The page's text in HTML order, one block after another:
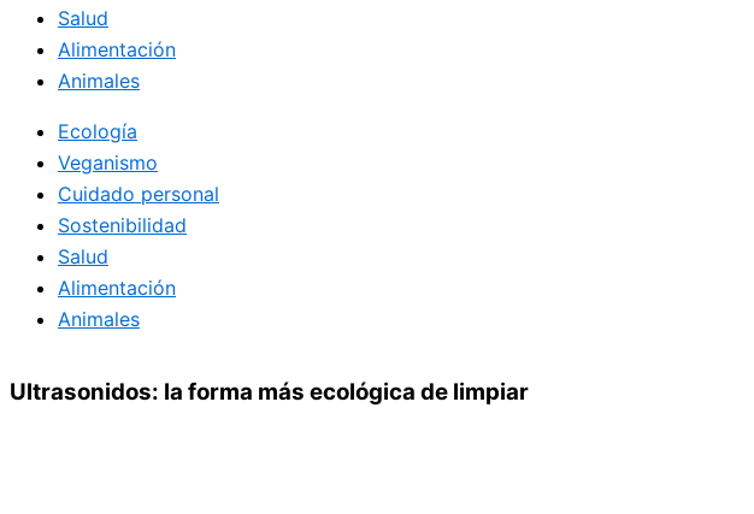
Salud
Alimentación
Animales
Ecología
Veganismo
Cuidado personal
Sostenibilidad
Salud
Alimentación
Animales
Ultrasonidos: la forma más ecológica de limpiar